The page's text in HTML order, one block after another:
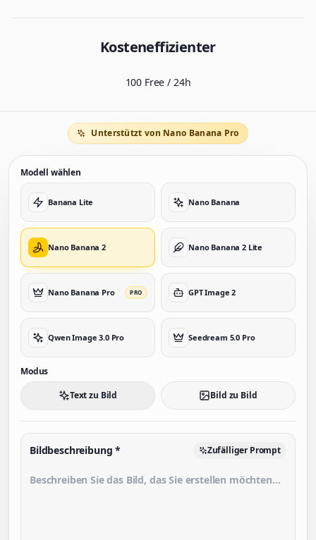
Kosteneffizienter
100 Free / 24h
Unterstützt von Nano Banana Pro
Modell wählen
Banana Lite Nano Banana
Nano Banana 2 Nano Banana 2 Lite
Nano Banana Pro PRO GPT Image 2
Qwen Image 3.0 Pro Seedream 5.0 Pro
Modus
Text zu Bild
Bild zu Bild
Bildbeschreibung * Zufälliger Prompt